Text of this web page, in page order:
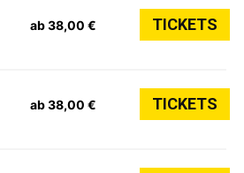
ab 38,00 € TICKETS
ab 38,00 € TICKETS